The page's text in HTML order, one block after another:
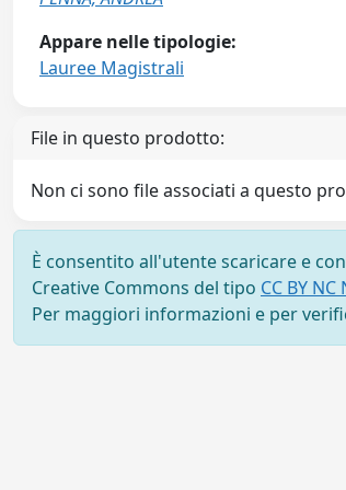
Appare nelle tipologie:
Lauree Magistrali
File in questo prodotto:
Non ci sono file associati a questo
È consentito all'utente scaricare e
Creative Commons del tipo CC BY NC
Per maggiori informazioni e per